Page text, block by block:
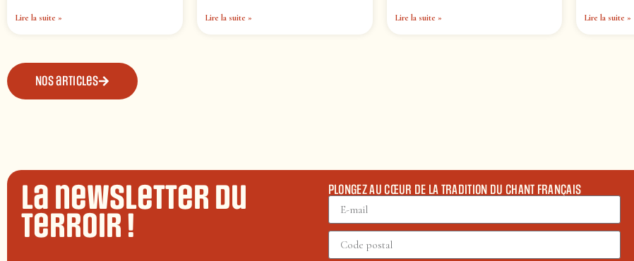
Lire la suite » Lire la suite » Lire la suite » Lire la suite »
Nos articles
La newsletter du
terroir !
PLONGEZ AU CŒUR DE LA TRADITION DU CHANT FRANÇAIS